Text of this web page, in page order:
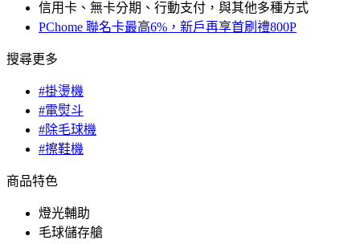
信用卡、無卡分期、行動支付，與其他多種方式
PChome 聯名卡最高6%，新戶再享首刷禮800P
搜尋更多
#掛燙機
#電熨斗
#除毛球機
#擦鞋機
商品特色
燈光輔助
毛球儲存艙